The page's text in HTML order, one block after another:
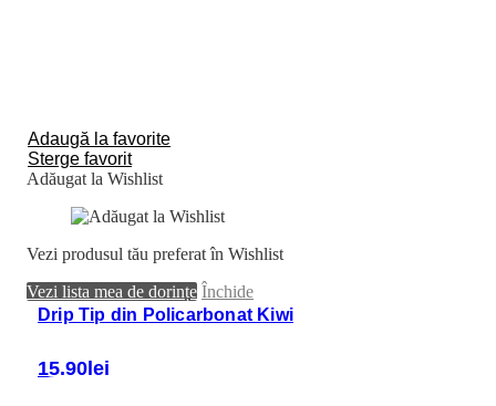
Adaugă la favorite
Sterge favorit
Adăugat la Wishlist
Vezi produsul tău preferat în Wishlist
Vezi lista mea de dorințe Închide
Drip Tip din Policarbonat Kiwi
15.90lei